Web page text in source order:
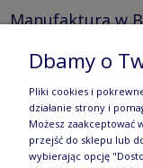
Manufaktura w
Dbamy o
Pliki cookies i
działanie strony i
Możesz zaakceptować
przejść do sklepu lub
wybierając opcję